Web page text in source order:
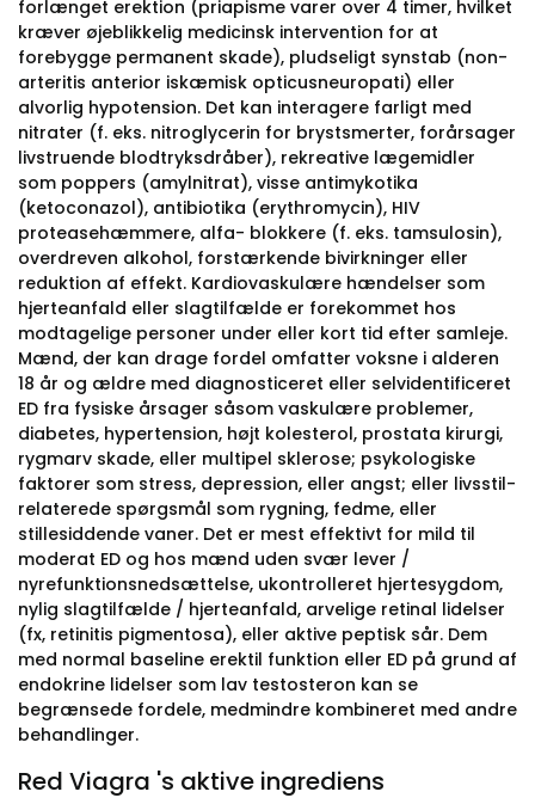
forlænget erektion (priapisme varer over 4 timer, hvilket
kræver øjeblikkelig medicinsk intervention for at
forebygge permanent skade), pludseligt synstab (non-
arteritis anterior iskæmisk opticusneuropati) eller
alvorlig hypotension. Det kan interagere farligt med
nitrater (f. eks. nitroglycerin for brystsmerter, forårsager
livstruende blodtryksdråber), rekreative lægemidler
som poppers (amylnitrat), visse antimykotika
(ketoconazol), antibiotika (erythromycin), HIV
proteasehæmmere, alfa- blokkere (f. eks. tamsulosin),
overdreven alkohol, forstærkende bivirkninger eller
reduktion af effekt. Kardiovaskulære hændelser som
hjerteanfald eller slagtilfælde er forekommet hos
modtagelige personer under eller kort tid efter samleje.
Mænd, der kan drage fordel omfatter voksne i alderen
18 år og ældre med diagnosticeret eller selvidentificeret
ED fra fysiske årsager såsom vaskulære problemer,
diabetes, hypertension, højt kolesterol, prostata kirurgi,
rygmarv skade, eller multipel sklerose; psykologiske
faktorer som stress, depression, eller angst; eller livsstil-
relaterede spørgsmål som rygning, fedme, eller
stillesiddende vaner. Det er mest effektivt for mild til
moderat ED og hos mænd uden svær lever /
nyrefunktionsnedsættelse, ukontrolleret hjertesygdom,
nylig slagtilfælde / hjerteanfald, arvelige retinal lidelser
(fx, retinitis pigmentosa), eller aktive peptisk sår. Dem
med normal baseline erektil funktion eller ED på grund af
endokrine lidelser som lav testosteron kan se
begrænsede fordele, medmindre kombineret med andre
behandlinger.
Red Viagra 's aktive ingrediens